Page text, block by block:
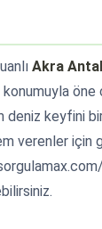
Akra
öne
deniz keyfini
verenler için